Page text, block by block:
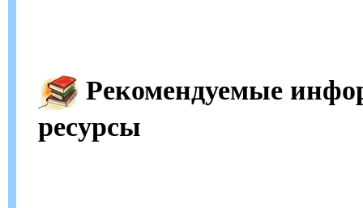
Рекомендуемые
ресурсы